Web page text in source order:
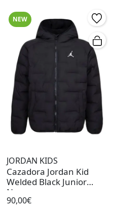
NEW
JORDAN KIDS
Cazadora Jordan Kid
Welded Black Junior
Negro
90,00€